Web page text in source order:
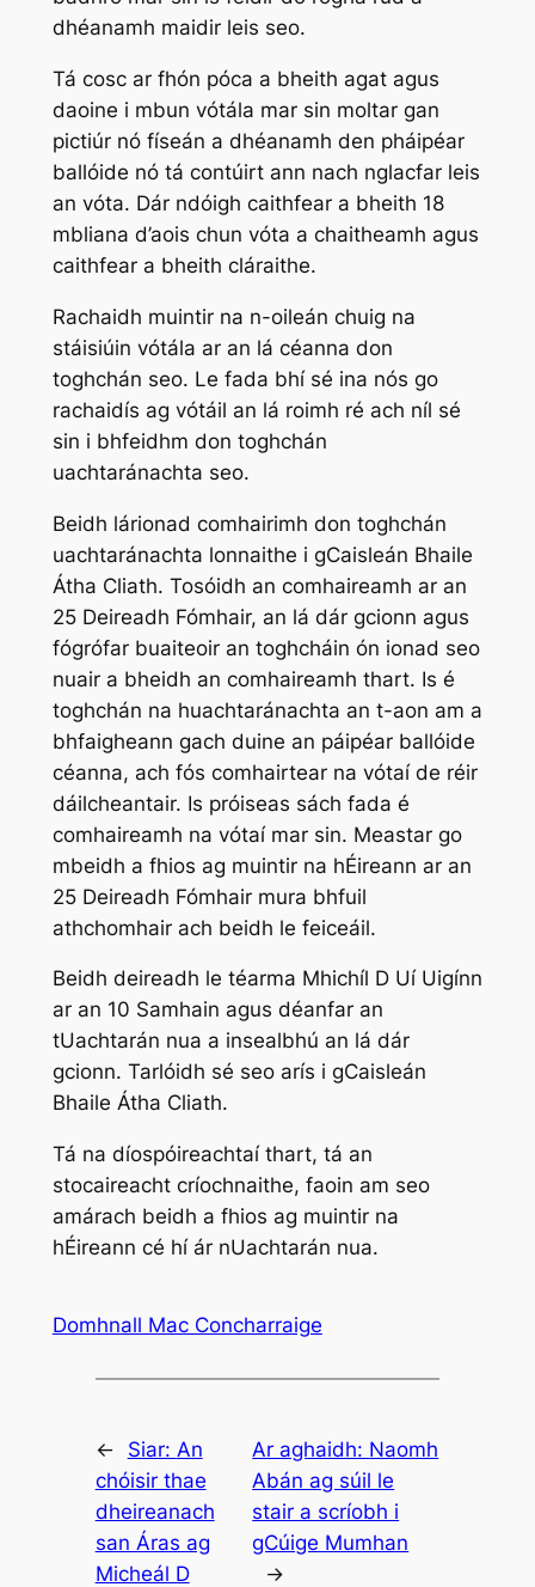
dhéanamh maidir leis seo.
Tá cosc ar fhón póca a bheith agat agus
daoine i mbun vótála mar sin moltar gan
pictiúr nó físeán a dhéanamh den pháipéar
ballóide nó tá contúirt ann nach nglacfar leis
an vóta. Dár ndóigh caithfear a bheith 18
mbliana d’aois chun vóta a chaitheamh agus
caithfear a bheith cláraithe.
Rachaidh muintir na n-oileán chuig na
stáisiúin vótála ar an lá céanna don
toghchán seo. Le fada bhí sé ina nós go
rachaidís ag vótáil an lá roimh ré ach níl sé
sin i bhfeidhm don toghchán
uachtaránachta seo.
Beidh lárionad comhairimh don toghchán
uachtaránachta lonnaithe i gCaisleán Bhaile
Átha Cliath. Tosóidh an comhaireamh ar an
25 Deireadh Fómhair, an lá dár gcionn agus
fógrófar buaiteoir an toghcháin ón ionad seo
nuair a bheidh an comhaireamh thart. Is é
toghchán na huachtaránachta an t-aon am a
bhfaigheann gach duine an páipéar ballóide
céanna, ach fós comhairtear na vótaí de réir
dáilcheantair. Is próiseas sách fada é
comhaireamh na vótaí mar sin. Meastar go
mbeidh a fhios ag muintir na hÉireann ar an
25 Deireadh Fómhair mura bhfuil
athchomhair ach beidh le feiceáil.
Beidh deireadh le téarma Mhichíl D Uí Uigínn
ar an 10 Samhain agus déanfar an
tUachtarán nua a insealbhú an lá dár
gcionn. Tarlóidh sé seo arís i gCaisleán
Bhaile Átha Cliath.
Tá na díospóireachtaí thart, tá an
stocaireacht críochnaithe, faoin am seo
amárach beidh a fhios ag muintir na
hÉireann cé hí ár nUachtarán nua.
Domhnall Mac Concharraige
← Siar: An
chóisir thae
dheireanach
san Áras ag
Micheál D
Ar aghaidh: Naomh
Abán ag súil le
stair a scríobh i
gCúige Mumhan
→